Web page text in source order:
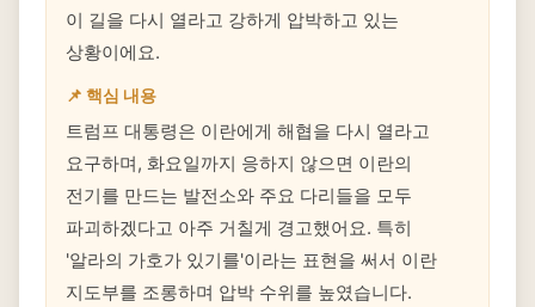
이 길을 다시 열라고 강하게 압박하고 있는
상황이에요.
📌 핵심 내용
트럼프 대통령은 이란에게 해협을 다시 열라고
요구하며, 화요일까지 응하지 않으면 이란의
전기를 만드는 발전소와 주요 다리들을 모두
파괴하겠다고 아주 거칠게 경고했어요. 특히
'알라의 가호가 있기를'이라는 표현을 써서 이란
지도부를 조롱하며 압박 수위를 높였습니다.